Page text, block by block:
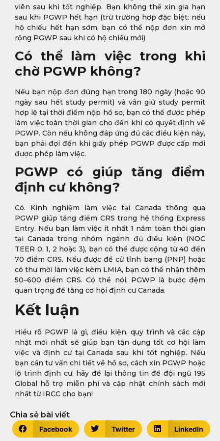
viên sau khi tốt nghiệp. Bạn không thể xin gia hạn
sau khi PGWP hết hạn (trừ trường hợp đặc biệt: nếu
hộ chiếu hết hạn sớm, bạn có thể nộp đơn xin mở
rộng PGWP sau khi có hộ chiếu mới)
Có thể làm việc trong khi
chờ PGWP không?
Nếu bạn nộp đơn đúng hạn trong 180 ngày (hoặc 90
ngày sau hết study permit) và vẫn giữ study permit
hợp lệ tại thời điểm nộp hồ sơ, bạn có thể được phép
làm việc toàn thời gian cho đến khi có quyết định về
PGWP. Còn nếu không đáp ứng đủ các điều kiện này,
bạn phải đợi đến khi giấy phép PGWP được cấp mới
được phép làm việc.
PGWP có giúp tăng điểm
định cư không?
Có. Kinh nghiệm làm việc tại Canada thông qua
PGWP giúp tăng điểm CRS trong hệ thống Express
Entry. Nếu bạn làm việc ít nhất 1 năm toàn thời gian
tại Canada trong nhóm ngành đủ điều kiện (NOC
TEER 0, 1, 2 hoặc 3), bạn có thể được cộng từ 40 đến
70 điểm CRS. Nếu được đề cử tỉnh bang (PNP) hoặc
có thư mời làm việc kèm LMIA, bạn có thể nhận thêm
50–600 điểm CRS. Có thể nói, PGWP là bước đệm
quan trọng để tăng cơ hội định cư Canada.
Kết luận
Hiểu rõ PGWP là gì, điều kiện, quy trình và các cập
nhật mới nhất sẽ giúp bạn tận dụng tốt cơ hội làm
việc và định cư tại Canada sau khi tốt nghiệp. Nếu
bạn cần tư vấn chi tiết về hồ sơ, cách xin PGWP hoặc
lộ trình định cư, hãy để lại thông tin để đội ngũ 195
Global hỗ trợ miễn phí và cập nhật chính sách mới
nhất từ IRCC cho bạn!
Chia sẻ bài viết
Facebook Twitter LinkedIn